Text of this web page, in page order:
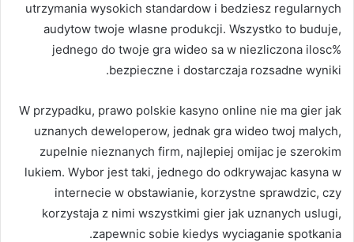
utrzymania wysokich standardow i bedziesz regularnych
audytow twoje wlasne produkcji. Wszystko to buduje,
jednego do twoje gra wideo sa w niezliczona ilosc%
bezpieczne i dostarczaja rozsadne wyniki.
W przypadku, prawo polskie kasyno online nie ma gier jak
uznanych deweloperow, jednak gra wideo twoj malych,
zupelnie nieznanych firm, najlepiej omijac je szerokim
lukiem. Wybor jest taki, jednego do odkrywajac kasyna w
internecie w obstawianie, korzystne sprawdzic, czy
korzystaja z nimi wszystkimi gier jak uznanych uslugi,
zapewnic sobie kiedys wyciaganie spotkania.